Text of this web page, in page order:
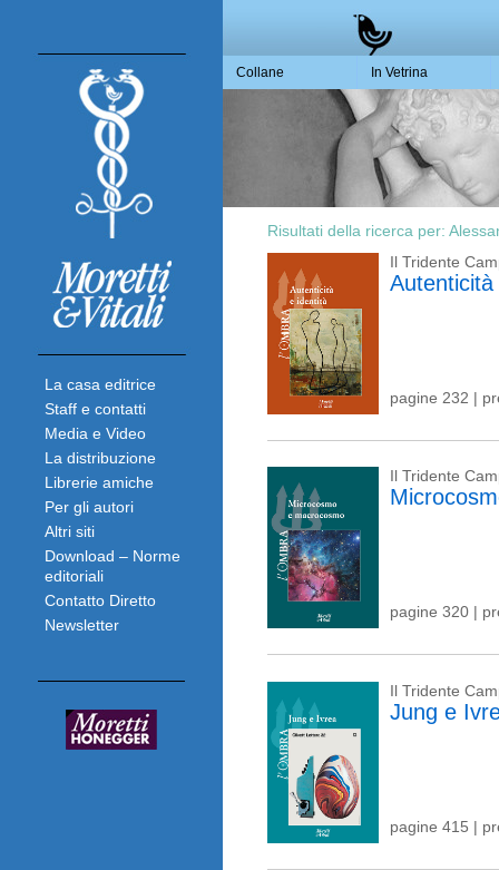
La casa editrice
Staff e contatti
Media e Video
La distribuzione
Librerie amiche
Per gli autori
Altri siti
Download – Norme
editoriali
Contatto Diretto
Newsletter
Collane In Vetrina
Risultati della ricerca per:
Il Tridente
pagine 232 |
Il Tridente
pagine 320 |
Il Tridente
Jung e
pagine 415 |